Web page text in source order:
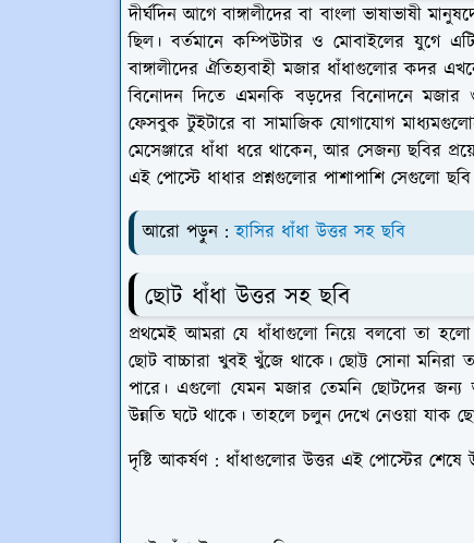
দীর্ঘদিন আগে বাঙ্গালীদের বা বাংলা ভাষাভাষী
ছিল। বর্তমানে কম্পিউটার ও মোবাইলের যুগে
বাঙ্গালীদের ঐতিহ্যবাহী মজার ধাঁধাগুলোর কদর
বিনোদন দিতে এমনকি বড়দের বিনোদনে
ফেসবুক টুইটারে বা সামাজিক যোগাযোগ
মেসেঞ্জারে ধাঁধা ধরে থাকেন, আর সেজন্য ছবির
এই পোস্টে ধাধার প্রশ্নগুলোর পাশাপাশি সেগুলো
আরো পড়ুন :হাসির ধাঁধা উত্তর সহ ছবি
ছোট ধাঁধা উত্তর সহ ছবি
প্রথমেই আমরা যে ধাঁধাগুলো নিয়ে বলবো তা
ছোট বাচ্চারা খুবই খুঁজে থাকে। ছোট্ট সোনা
পারে। এগুলো যেমন মজার তেমনি ছোটদের জন্য
উন্নতি ঘটে থাকে। তাহলে চলুন দেখে নেওয়া যাক
দৃষ্টি আকর্ষণ : ধাঁধাগুলোর উত্তর এই পোস্টের শেষে